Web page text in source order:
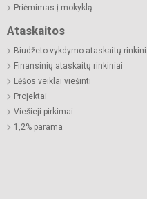
Priėmimas į mokyklą
Ataskaitos
Biudžeto vykdymo ataskaitų
Finansinių ataskaitų rinkiniai
Lėšos veiklai viešinti
Projektai
Viešieji pirkimai
1,2% parama